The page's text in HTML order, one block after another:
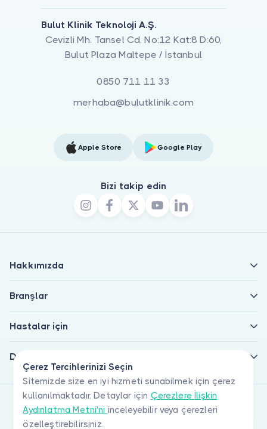
Çerez Tercihlerinizi Seçin
Sitemizde size en iyi hizmeti sunabilmek için çerez
kullanılmaktadır. Detaylar için Çerezlere İlişkin
Aydınlatma Metni'ni inceleyebilir veya çerezleri
özelleştirebilirsiniz.
Bulut Klinik Teknoloji A.Ş.
Cevizli Mh. Tansel Cd. No:12 Kat:8 D:60,
Bulut Plaza Maltepe / İstanbul
0850 711 11 33
merhaba@bulutklinik.com
Apple Store Google Play
Bizi takip edin
Hakkımızda
Branşlar
Hastalar için
Doktorlar için